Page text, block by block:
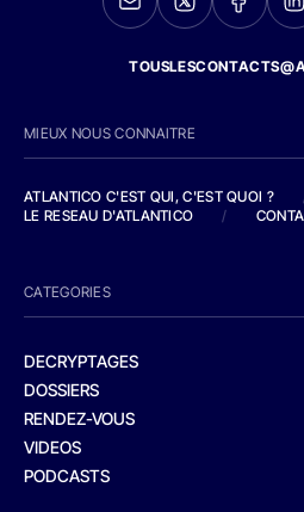
MIEUX NOUS CONNAITRE
ATLANTICO C'EST QUI, C'EST QUOI ?
LE RESEAU D'ATLANTICO
/
CATEGORIES
DECRYPTAGES
DOSSIERS
RENDEZ-VOUS
VIDEOS
PODCASTS